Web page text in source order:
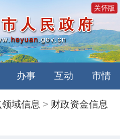
关怀版
办事 互动 市情
域信息 > 财政资金信息